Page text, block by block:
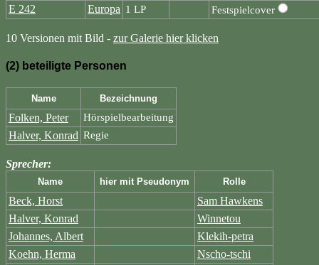
E 242 Europa 1 LP Festspielcover
10 Versionen mit Bild - zur Galerie hier klicken
(2) beteiligte Personen
Name Bezeichnung
Folken, Peter Hörspielbearbeitung
Halver, Konrad Regie
Sprecher:
Name hier mit Pseudonym Rolle
Beck, Horst
Sam Hawkens
Halver, Konrad
Winnetou
Johannes, Albert
Klekih-petra
Koehn, Herma
Nscho-tschi